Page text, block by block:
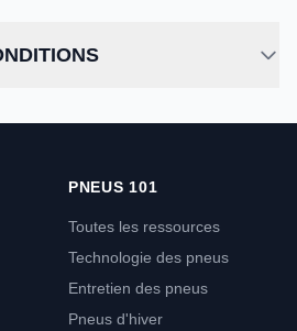
PNEUS 101
Toutes les ressources
Technologie des pneus
Entretien des pneus
Pneus d'hiver